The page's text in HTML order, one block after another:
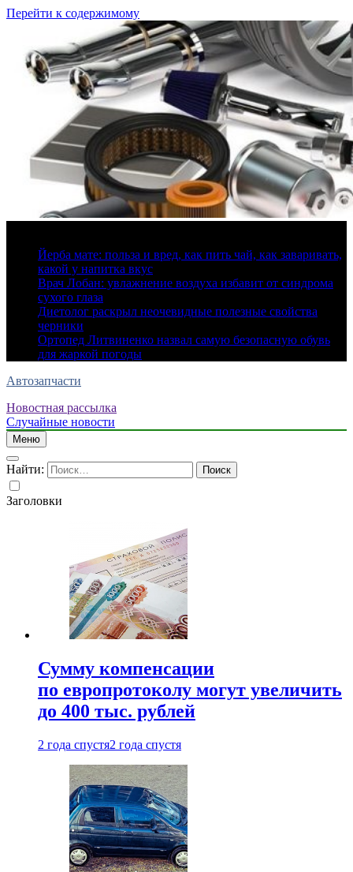
Перейти к содержимому
Йерба мате: польза и вред, как пить чай, как заваривать,
какой у напитка вкус
Врач Лобан: увлажнение воздуха избавит от синдрома
сухого глаза
Диетолог раскрыл неочевидные полезные свойства
черники
Ортопед Литвиненко назвал самую безопасную обувь
для жаркой погоды
Автозапчасти
Новостная рассылка
Случайные новости
Меню
Найти:
Заголовки
Сумму компенсации
по европротоколу могут увеличить
до 400 тыс. рублей
2 года спустя2 года спустя